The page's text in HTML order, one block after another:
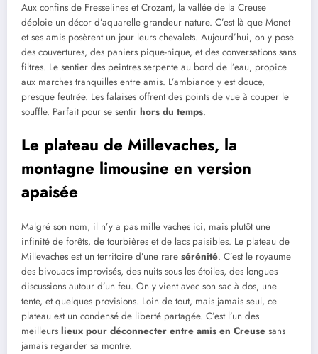
Aux confins de Fresselines et Crozant, la vallée de la Creuse
déploie un décor d’aquarelle grandeur nature. C’est là que Monet
et ses amis posèrent un jour leurs chevalets. Aujourd’hui, on y pose
des couvertures, des paniers pique-nique, et des conversations sans
filtres. Le sentier des peintres serpente au bord de l’eau, propice
aux marches tranquilles entre amis. L’ambiance y est douce,
presque feutrée. Les falaises offrent des points de vue à couper le
souffle. Parfait pour se sentir hors du temps.
Le plateau de Millevaches, la
montagne limousine en version
apaisée
Malgré son nom, il n’y a pas mille vaches ici, mais plutôt une
infinité de forêts, de tourbières et de lacs paisibles. Le plateau de
Millevaches est un territoire d’une rare sérénité. C’est le royaume
des bivouacs improvisés, des nuits sous les étoiles, des longues
discussions autour d’un feu. On y vient avec son sac à dos, une
tente, et quelques provisions. Loin de tout, mais jamais seul, ce
plateau est un condensé de liberté partagée. C’est l’un des
meilleurs lieux pour déconnecter entre amis en Creuse sans
jamais regarder sa montre.